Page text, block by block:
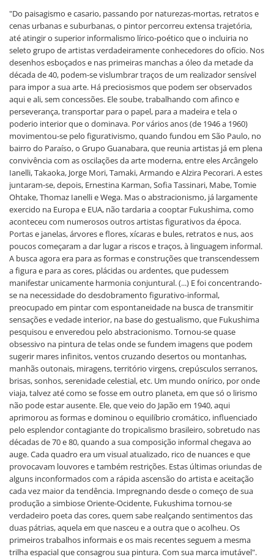
"Do paisagismo e casario, passando por naturezas-mortas, retratos e
cenas urbanas e suburbanas, o pintor percorreu extensa trajetória,
até atingir o superior informalismo lírico-poético que o incluiria no
seleto grupo de artistas verdadeiramente conhecedores do ofício. Nos
desenhos esboçados e nas primeiras manchas a óleo da metade da
década de 40, podem-se vislumbrar traços de um realizador sensível
para impor a sua arte. Há preciosismos que podem ser observados
aqui e ali, sem concessões. Ele soube, trabalhando com afinco e
perseverança, transportar para o papel, para a madeira e tela o
poderio interior que o dominava. Por vários anos (de 1946 a 1960)
movimentou-se pelo figurativismo, quando fundou em São Paulo, no
bairro do Paraíso, o Grupo Guanabara, que reunia artistas já em plena
convivência com as oscilações da arte moderna, entre eles Arcângelo
Ianelli, Takaoka, Jorge Mori, Tamaki, Armando e Alzira Pecorari. A estes
juntaram-se, depois, Ernestina Karman, Sofia Tassinari, Mabe, Tomie
Ohtake, Thomaz Ianelli e Wega. Mas o abstracionismo, já largamente
exercido na Europa e EUA, não tardaria a cooptar Fukushima, como
aconteceu com numerosos outros artistas figurativos da época.
Portas e janelas, árvores e flores, xícaras e bules, retratos e nus, aos
poucos começaram a dar lugar a riscos e traços, à linguagem informal.
A busca agora era para as formas e construções que transcendessem
a figura e para as cores, plácidas ou ardentes, que pudessem
manifestar unicamente harmonia conjuntural. (...) E foi concentrando-
se na necessidade do desdobramento figurativo-informal,
preocupado em pintar com espontaneidade na busca de transmitir
sensações e vedade interior, na base do gestualismo, que Fukushima
pesquisou e enveredou pelo abstracionismo. Tornou-se quase
obsessivo na pintura de telas onde se fundem imagens que podem
sugerir mares infinitos, ventos cruzando desertos ou montanhas,
manhãs outonais, miragens, território virgens, crepúsculos serranos,
brisas, sonhos, serenidade celestial, etc. Um mundo onírico, por onde
viaja, talvez até como se fosse em outro planeta, em que só o lirismo
não pode estar ausente. Ele, que veio do Japão em 1940, aqui
aprimorou as formas e dominou o equilíbrio cromático, influenciado
pelo esplendor contagiante do tropicalismo brasileiro, sobretudo nas
décadas de 70 e 80, quando a sua composição informal chegava ao
auge. Cada quadro era um visual atualizado, rico de nuances e que
provocavam louvores e também restrições. Estas últimas oriundas de
alguns inconformados com a rápida ascensão do artista e aceitação
cada vez maior da tendência. Impregnando desde o começo de sua
produção a simbiose Oriente-Ocidente, Fukushima tornou-se
verdadeiro poeta das cores, quem sabe realçando sentimentos das
duas pátrias, aquela em que nasceu e a outra que o acolheu. Os
primeiros trabalhos informais e os mais recentes seguem a mesma
trilha espacial que consagrou sua pintura. Com sua marca imutável".